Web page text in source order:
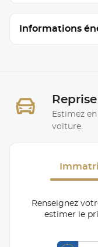
Informations
Estimez
voiture.
Renseignez
estimer le